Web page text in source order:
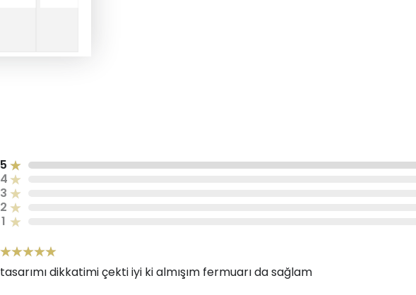
5
4
3
2
1
tasarımı dikkatimi çekti iyi ki almışım fermuarı da sağlam